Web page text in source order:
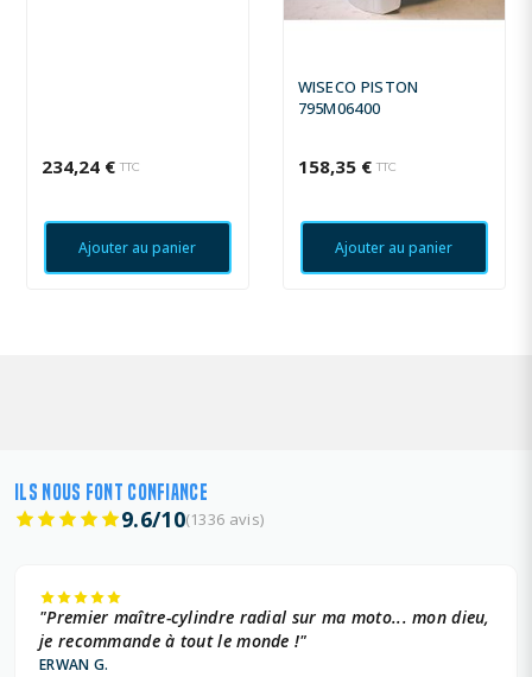
234,24 € TTC
Ajouter au panier
WISECO PISTON
795M06400
158,35 € TTC
Ajouter au panier
ILS NOUS FONT CONFIANCE
9.6/10(1336 avis)
"Premier maître-cylindre radial sur ma moto... mon dieu,
je recommande à tout le monde !"
ERWAN G.